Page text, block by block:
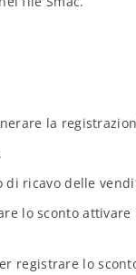
la
di ricavo delle
lo sconto
registrare lo